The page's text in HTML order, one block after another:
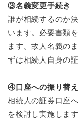
③名義変更手続き
誰が相続するのか
います。必要書類
ます。故人名義の
ずは相続人自身の
④口座への振り替え
相続人の証券口座
を検討し実施します